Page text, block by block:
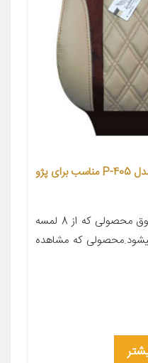
روکش صندلی خودرو سوشیانت مدل P-405 مناسب برای پژو
معرفی محصول روکش صندلی فوق محصولی که از 8 لمسه
که مشاهده